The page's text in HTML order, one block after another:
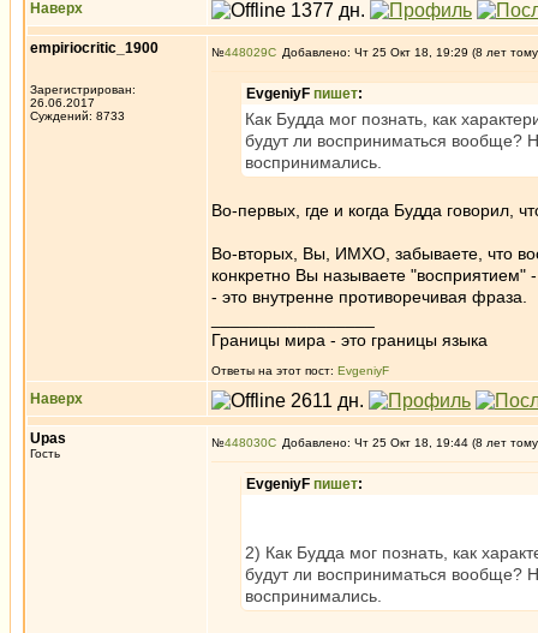
Наверх
empiriocritic_1900
Зарегистрирован:
26.06.2017
Суждений: 8733
№448029 Добавлено: Чт 25 Окт 18, 19:29 (8 лет
EvgeniyF пишет:
Как Будда мог познать, как
будут ли восприниматься вообще?
воспринимались.
Во-первых, где и когда Будда говорил,
Во-вторых, Вы, ИМХО, забываете, что
конкретно Вы называете "восприятием"
- это внутренне противоречивая фраза.
Границы мира - это границы языка
Ответы на этот пост: EvgeniyF
Наверх
Upas
Гость
№448030 Добавлено: Чт 25 Окт 18, 19:44 (8 лет
EvgeniyF пишет:
2) Как Будда мог познать, как
будут ли восприниматься вообще?
воспринимались.